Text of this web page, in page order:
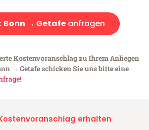
Bonn → Getafeanfragen
Kostenvoranschlag zu Ihrem Anliegen
→ Getafe schicken Sie uns bitte eine
erhalten